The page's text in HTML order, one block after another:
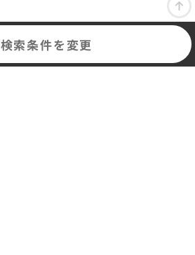
検索条件を変更